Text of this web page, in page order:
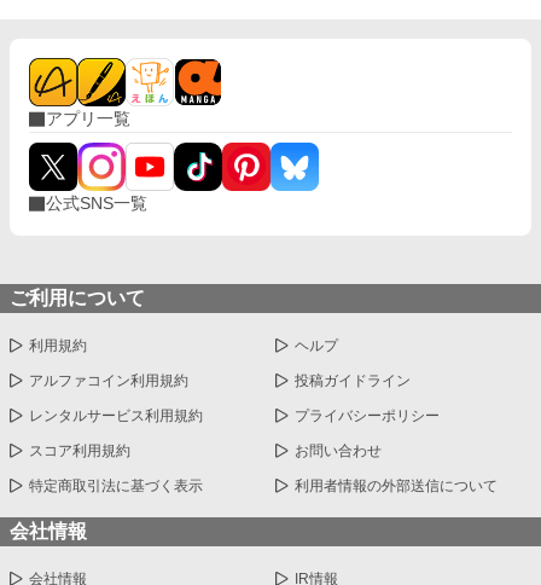
アプリ一覧
公式SNS一覧
ご利用について
利用規約 ヘルプ
アルファコイン利用規約 投稿ガイドライン
レンタルサービス利用規約 プライバシーポリシー
スコア利用規約 お問い合わせ
特定商取引法に基づく表示 利用者情報の外部送信について
会社情報
会社情報 IR情報